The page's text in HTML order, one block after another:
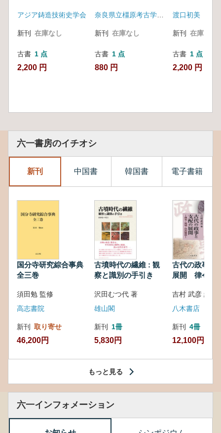
アジア鋳造技術史学会
新刊 在庫なし
古書 1 点
2,200 円
新刊 在庫なし
古書 1 点
880 円
渡口初美
新刊 在庫なし
古書 1 点
2,200 円
六一書房のイチオシ
新刊 中国書 韓国書 電子書籍
国分寺研究綜合事典
全三巻
須田勉 監修
高志書院
新刊 取り寄せ
46,200円
古墳時代の繊維 : 観
察と識別の手引き
沢田むつ代 著
雄山閣
新刊 1冊
5,830円
古代の政事と
展開 律令・
吉村 武彦 編集
八木書店
新刊 4冊
12,100円
もっと見る
六一インフォメーション